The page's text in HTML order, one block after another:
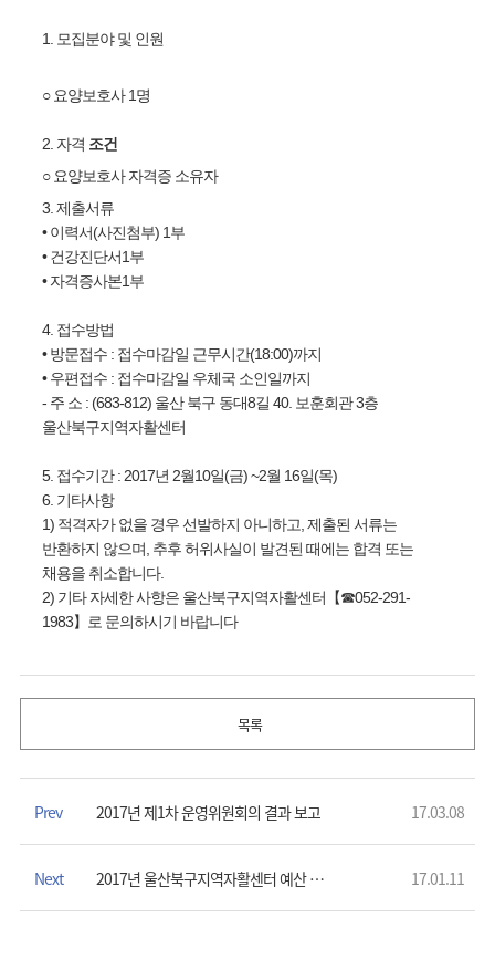
1. 모집분야 및 인원
○ 요양보호사 1명
2. 자격 조건
○ 요양보호사 자격증 소유자
3. 제출서류
• 이력서(사진첨부) 1부
• 건강진단서1부
•자격증사본1부
4. 접수방법
• 방문접수 : 접수마감일 근무시간(18:00)까지
• 우편접수 : 접수마감일 우체국 소인일까지
- 주 소 : (683-812) 울산 북구 동대8길 40. 보훈회관 3층
울산북구지역자활센터
5. 접수기간 : 2017년 2월10일(금) ~2월 16일(목)
6. 기타사항
1) 적격자가 없을 경우 선발하지 아니하고, 제출된 서류는
반환하지 않으며, 추후 허위사실이 발견된 때에는 합격 또는
채용을 취소합니다.
2) 기타 자세한 사항은 울산북구지역자활센터【☎052-291-
1983】로 문의하시기 바랍니다
목록
Prev 2017년 제1차 운영위원회의 결과 보고 17.03.08
Next 2017년 울산북구지역자활센터 예산 공고 17.01.11